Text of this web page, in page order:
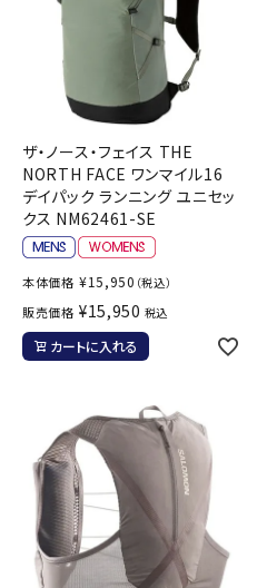
ザ・ノース・フェイス THE
NORTH FACE ワンマイル16
デイパック ランニング ユニセッ
クス NM62461-SE
本体価格 ¥15,950 （税込）
販売価格 ¥15,950 税込
カートに入れる